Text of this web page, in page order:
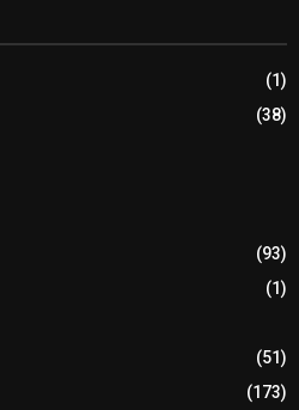
(1)
(38)
(93)
(1)
(51)
(173)